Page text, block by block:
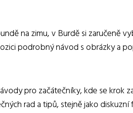
na zimu, v Burdě si zaručeně
podrobný návod s obrázky a
pro začátečníky, kde se krok
rad a tipů, stejně jako